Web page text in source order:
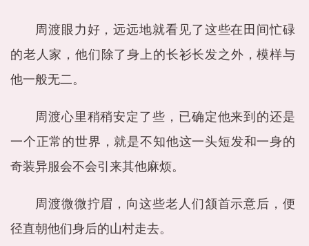
周渡眼力好，远远地就看见了这些在田间忙碌
的老人家，他们除了身上的长衫长发之外，模样与
他一般无二。
周渡心里稍稍安定了些，已确定他来到的还是
一个正常的世界，就是不知他这一头短发和一身的
奇装异服会不会引来其他麻烦。
周渡微微拧眉，向这些老人们颔首示意后，便
径直朝他们身后的山村走去。